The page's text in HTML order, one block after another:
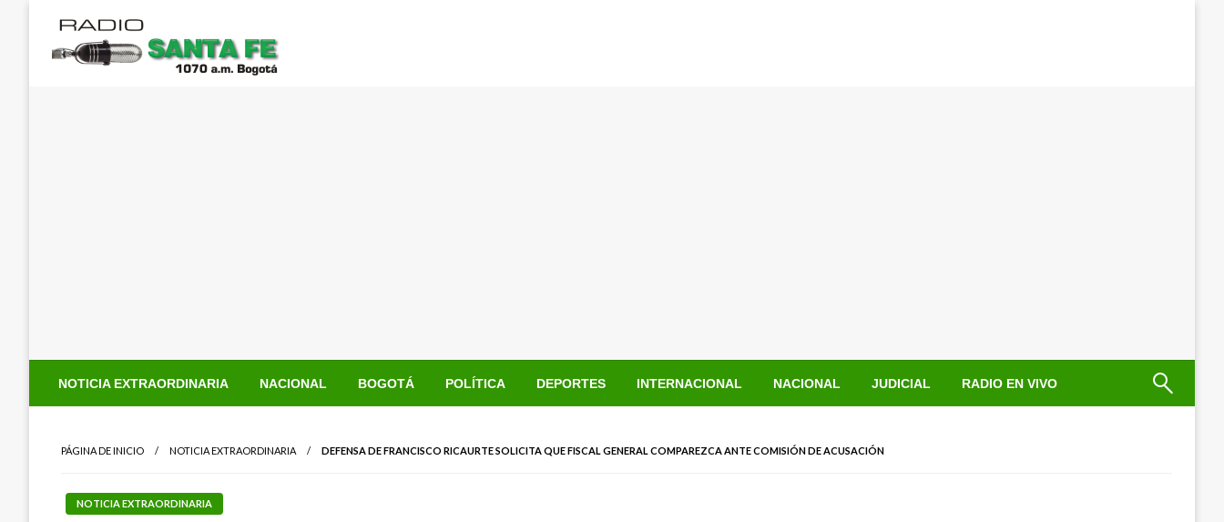
contenido
NOTICIA EXTRAORDINARIA NACIONAL BOGOTÁ POLÍTICA DEPORTES INTERNACIONAL NACIONAL JUDICIAL RADIO EN VIVO
PÁGINA DE INICIO NOTICIA EXTRAORDINARIA DEFENSA DE FRANCISCO RICAURTE SOLICITA QUE FISCAL GENERAL COMPAREZCA ANTE COMISIÓN DE ACUSACIÓN
NOTICIA EXTRAORDINARIA